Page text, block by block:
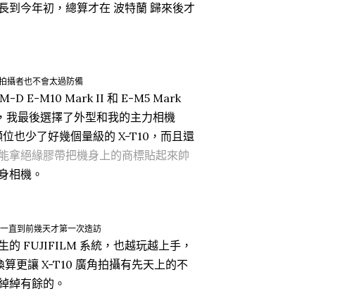
到今年初，總算才在 波特蘭 歸來後才
攝者也不會太過防備
D E-M10 Mark II 和 E-M5 Mark
最後選擇了外型和我的主力相機
也少了好幾個量級的 X-T10，而且還
能拿絕緣膠帶把機身上的商標貼起來帥
相機。
直到前幾天才第一次造訪
的 FUJIFILM 系統，也越玩越上手，
更讓 X-T10 廣角拍攝有先天上的不
綽有餘的。